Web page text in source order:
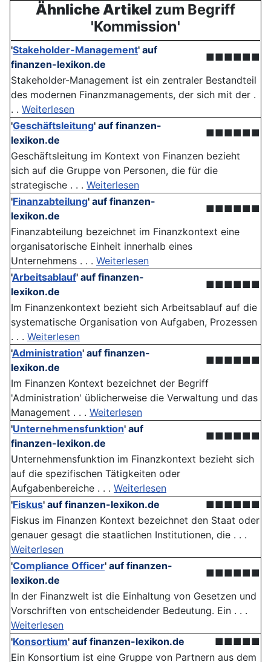
Ähnliche Artikel zum Begriff
'Kommission'
'Stakeholder-Management' auf
finanzen-lexikon.de
■■■■■■
Stakeholder-Management ist ein zentraler Bestandteil
des modernen Finanzmanagements, der sich mit der .
. . Weiterlesen
'Geschäftsleitung' auf finanzen-
lexikon.de
■■■■■■
Geschäftsleitung im Kontext von Finanzen bezieht
sich auf die Gruppe von Personen, die für die
strategische . . . Weiterlesen
'Finanzabteilung' auf finanzen-
lexikon.de
■■■■■■
Finanzabteilung bezeichnet im Finanzkontext eine
organisatorische Einheit innerhalb eines
Unternehmens . . . Weiterlesen
'Arbeitsablauf' auf finanzen-
lexikon.de
■■■■■■
Im Finanzenkontext bezieht sich Arbeitsablauf auf die
systematische Organisation von Aufgaben, Prozessen
. . . Weiterlesen
'Administration' auf finanzen-
lexikon.de
■■■■■■
Im Finanzen Kontext bezeichnet der Begriff
'Administration' üblicherweise die Verwaltung und das
Management . . . Weiterlesen
'Unternehmensfunktion' auf
finanzen-lexikon.de
■■■■■■
Unternehmensfunktion im Finanzkontext bezieht sich
auf die spezifischen Tätigkeiten oder
Aufgabenbereiche . . . Weiterlesen
'Fiskus' auf finanzen-lexikon.de
■■■■■■
Fiskus im Finanzen Kontext bezeichnet den Staat oder
genauer gesagt die staatlichen Institutionen, die . . .
Weiterlesen
'Compliance Officer' auf finanzen-
lexikon.de
■■■■■■
In der Finanzwelt ist die Einhaltung von Gesetzen und
Vorschriften von entscheidender Bedeutung. Ein . . .
Weiterlesen
'Konsortium' auf finanzen-lexikon.de
■■■■■
Ein Konsortium ist eine Gruppe von Partnern aus dem